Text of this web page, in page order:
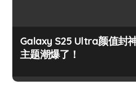
Galaxy S25 Ultra颜值封
主题潮爆了！